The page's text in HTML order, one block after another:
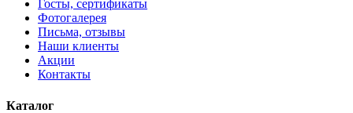
Госты, сертификаты
Фотогалерея
Письма, отзывы
Наши клиенты
Акции
Контакты
Каталог